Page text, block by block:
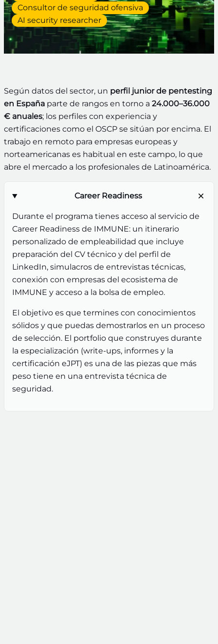
Consultor de seguridad ofensiva
AI security researcher
Según datos del sector, un perfil junior de pentesting
en España parte de rangos en torno a 24.000–36.000
€ anuales; los perfiles con experiencia y
certificaciones como el OSCP se sitúan por encima. El
trabajo en remoto para empresas europeas y
norteamericanas es habitual en este campo, lo que
abre el mercado a los profesionales de Latinoamérica.
Career Readiness
Durante el programa tienes acceso al servicio de
Career Readiness de IMMUNE: un itinerario
personalizado de empleabilidad que incluye
preparación del CV técnico y del perfil de
LinkedIn, simulacros de entrevistas técnicas,
conexión con empresas del ecosistema de
IMMUNE y acceso a la bolsa de empleo.
El objetivo es que termines con conocimientos
sólidos y que puedas demostrarlos en un proceso
de selección. El portfolio que construyes durante
la especialización (write-ups, informes y la
certificación eJPT) es una de las piezas que más
peso tiene en una entrevista técnica de
seguridad.